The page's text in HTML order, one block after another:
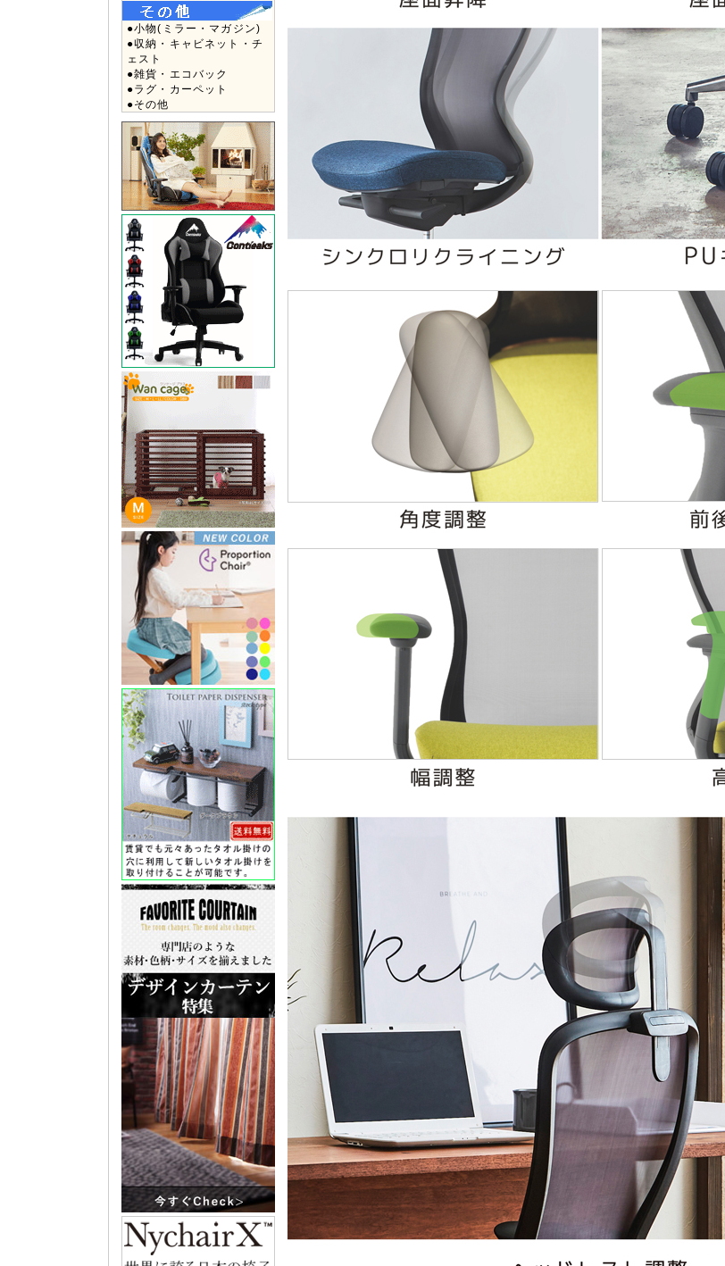
●小物(ミラー・マガジン)
●収納・キャビネット・チ
ェスト
●雑貨・エコバック
●ラグ・カーペット
●その他